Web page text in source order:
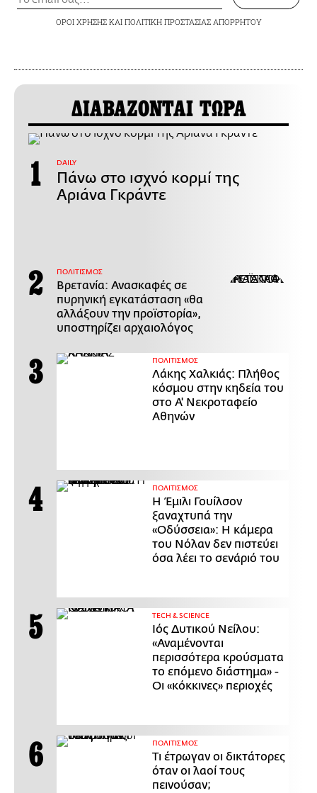
ΟΡΟΙ ΧΡΗΣΗΣΚΑΙ ΠΟΛΙΤΙΚΗ ΠΡΟΣΤΑΣΙΑΣ ΑΠΟΡΡΗΤΟΥ
ΔΙΑΒΑΖΟΝΤΑΙ ΤΩΡΑ
DAILY
Πάνω στο ισχνό κορμί της
Αριάνα Γκράντε
ΠΟΛΙΤΙΣΜΟΣ
Βρετανία: Ανασκαφές σε
πυρηνική εγκατάσταση «θα
αλλάξουν την προϊστορία»,
υποστηρίζει αρχαιολόγος
ΠΟΛΙΤΙΣΜΟΣ
Λάκης Χαλκιάς: Πλήθος
κόσμου στην κηδεία του
στο Α' Νεκροταφείο
Αθηνών
ΠΟΛΙΤΙΣΜΟΣ
Η Έμιλι Γουίλσον
ξαναχτυπά την
«Οδύσσεια»: Η κάμερα
του Νόλαν δεν πιστεύει
όσα λέει το σενάριό του
ΤECH & SCIENCE
Ιός Δυτικού Νείλου:
«Αναμένονται
περισσότερα κρούσματα
το επόμενο διάστημα» -
Οι «κόκκινες» περιοχές
ΠΟΛΙΤΙΣΜΟΣ
Τι έτρωγαν οι δικτάτορες
όταν οι λαοί τους
πεινούσαν;